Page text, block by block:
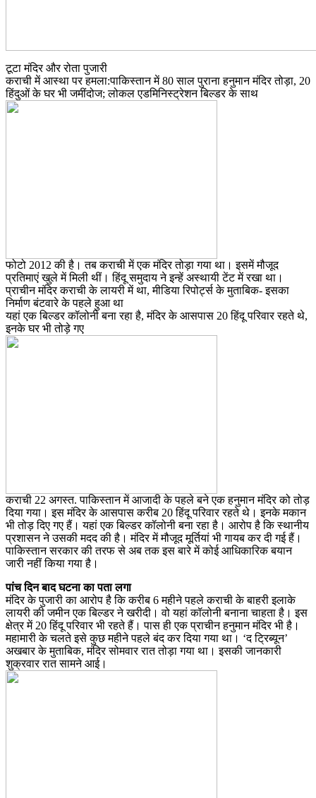
टूटा मंदिर और रोता पुजारी
कराची में आस्था पर हमला:पाकिस्तान में 80 साल पुराना हनुमान मंदिर तोड़ा, 20
हिंदुओं के घर भी जमींदोज; लोकल एडमिनिस्ट्रेशन बिल्डर के साथ
फोटो 2012 की है। तब कराची में एक मंदिर तोड़ा गया था। इसमें मौजूद
प्रतिमाएं खुले में मिली थीं। हिंदू समुदाय ने इन्हें अस्थायी टेंट में रखा था।
प्राचीन मंदिर कराची के लायरी में था, मीडिया रिपोर्ट्स के मुताबिक- इसका
निर्माण बंटवारे के पहले हुआ था
यहां एक बिल्डर कॉलोनी बना रहा है, मंदिर के आसपास 20 हिंदू परिवार रहते थे,
इनके घर भी तोड़े गए
कराची 22 अगस्त. पाकिस्तान में आजादी के पहले बने एक हनुमान मंदिर को तोड़
दिया गया। इस मंदिर के आसपास करीब 20 हिंदू परिवार रहते थे। इनके मकान
भी तोड़ दिए गए हैं। यहां एक बिल्डर कॉलोनी बना रहा है। आरोप है कि स्थानीय
प्रशासन ने उसकी मदद की है। मंदिर में मौजूद मूर्तियां भी गायब कर दी गई हैं।
पाकिस्तान सरकार की तरफ से अब तक इस बारे में कोई आधिकारिक बयान
जारी नहीं किया गया है।
पांच दिन बाद घटना का पता लगा
मंदिर के पुजारी का आरोप है कि करीब 6 महीने पहले कराची के बाहरी इलाके
लायरी की जमीन एक बिल्डर ने खरीदी। वो यहां कॉलोनी बनाना चाहता है। इस
क्षेत्र में 20 हिंदू परिवार भी रहते हैं। पास ही एक प्राचीन हनुमान मंदिर भी है।
महामारी के चलते इसे कुछ महीने पहले बंद कर दिया गया था। ‘द ट्रिब्यून’
अखबार के मुताबिक, मंदिर सोमवार रात तोड़ा गया था। इसकी जानकारी
शुक्रवार रात सामने आई।